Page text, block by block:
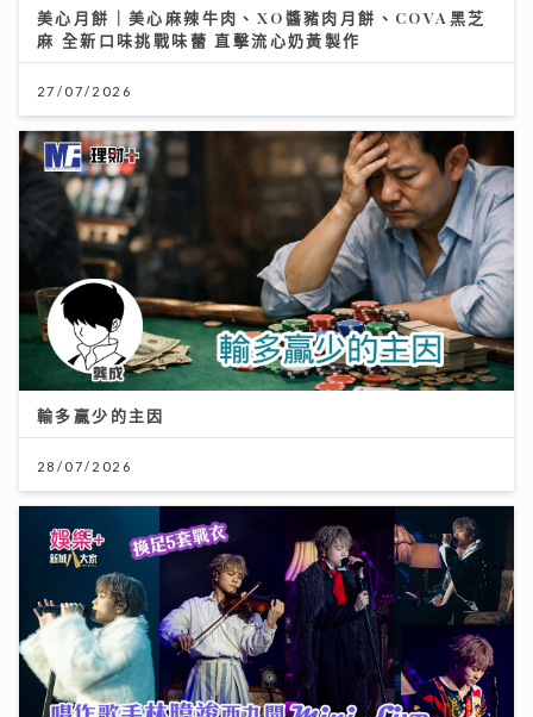
美心月餅｜美心麻辣牛肉、XO醬豬肉月餅、COVA黑芝
麻 全新口味挑戰味蕾 直擊流心奶黃製作
27/07/2026
輸多贏少的主因
28/07/2026